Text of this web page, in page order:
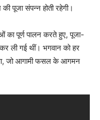
पूजा संपन्न होती रहेगी।
का पूर्ण पालन करते हुए, पूजा-
कर ली गई थीं। भगवान को हर
जो आगामी फसल के आगमन